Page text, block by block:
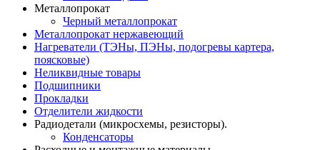
Металлопрокат
Черный металлопрокат
Металлопрокат нержавеющий
Нагреватели (ТЭНы, ПЭНы, подогревы картера,
поясковые)
Неликвидные товары
Подшипники
Прокладки
Отделители жидкости
Радиодетали (микросхемы, резисторы).
Конденсаторы